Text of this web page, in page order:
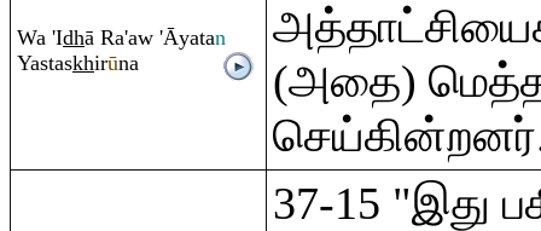
Wa 'Idhā Ra'aw 'Āyatan
Yastaskhirūna
(அதை)
37-15 "இது